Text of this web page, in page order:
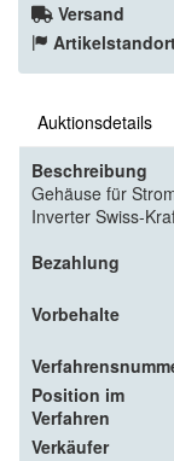
Versand
Auktionsdetails
Beschreibung
Gehäuse für
Inverter Swiss-
Bezahlung
Vorbehalte
Position im
Verfahren
Verkäufer